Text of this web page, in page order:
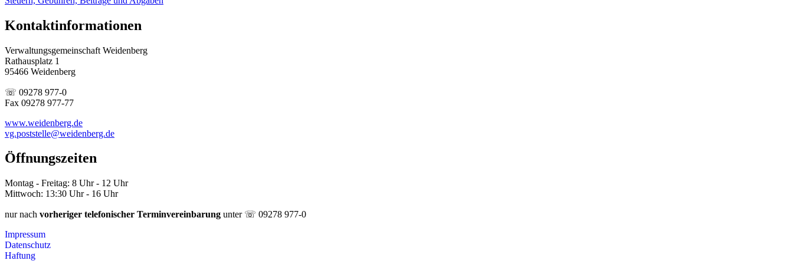
Kontaktinformationen
Verwaltungsgemeinschaft Weidenberg
Rathausplatz 1
95466 Weidenberg
☏ 09278 977-0
Fax 09278 977-77
www.weidenberg.de
vg.poststelle@weidenberg.de
Öffnungszeiten
Montag - Freitag: 8 Uhr - 12 Uhr
Mittwoch: 13:30 Uhr - 16 Uhr
nur nach vorheriger telefonischer Terminvereinbarung unter ☏ 09278 977-0
Impressum
Datenschutz
Haftung